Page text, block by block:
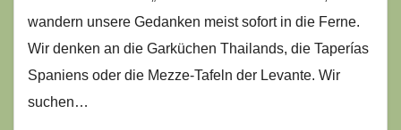
wandern unsere Gedanken meist sofort in die Ferne.
Wir denken an die Garküchen Thailands, die Taperías
Spaniens oder die Mezze-Tafeln der Levante. Wir
suchen…